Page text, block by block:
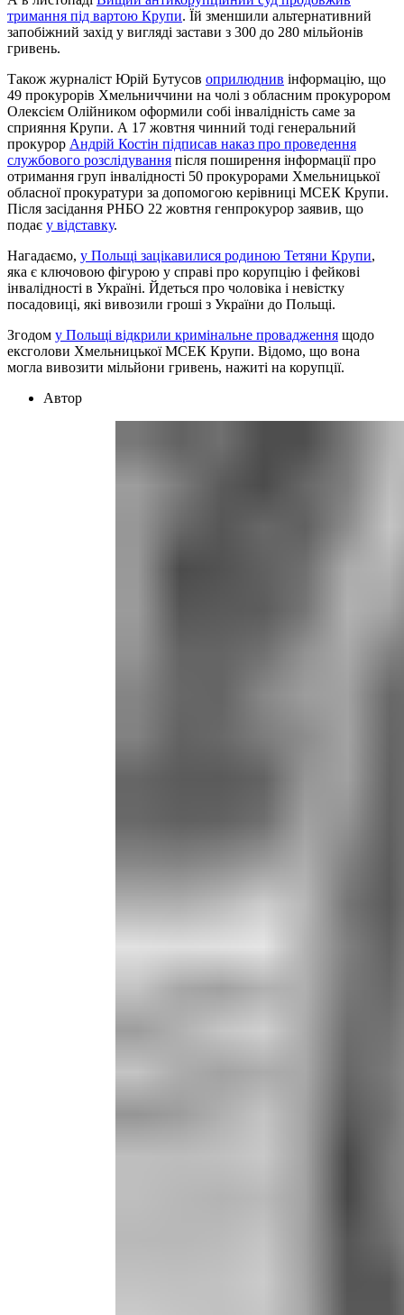
тримання під вартою Крупи. Їй зменшили альтернативний
запобіжний захід у вигляді застави з 300 до 280 мільйонів
гривень.
Також журналіст Юрій Бутусов оприлюднив інформацію, що
49 прокурорів Хмельниччини на чолі з обласним прокурором
Олексієм Олійником оформили собі інвалідність саме за
сприяння Крупи. А 17 жовтня чинний тоді генеральний
прокурор Андрій Костін підписав наказ про проведення
службового розслідування після поширення інформації про
отримання груп інвалідності 50 прокурорами Хмельницької
обласної прокуратури за допомогою керівниці МСЕК Крупи.
Після засідання РНБО 22 жовтня генпрокурор заявив, що
подає у відставку.
Нагадаємо, у Польщі зацікавилися родиною Тетяни Крупи,
яка є ключовою фігурою у справі про корупцію і фейкові
інвалідності в Україні. Йдеться про чоловіка і невістку
посадовиці, які вивозили гроші з України до Польщі.
Згодом у Польщі відкрили кримінальне провадження щодо
ексголови Хмельницької МСЕК Крупи. Відомо, що вона
могла вивозити мільйони гривень, нажиті на корупції.
Автор